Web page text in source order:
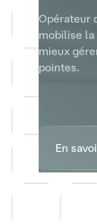
Opérateur
mobilise
mieux
pointes.
En